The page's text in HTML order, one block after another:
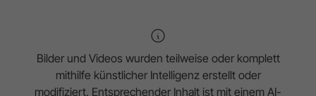
Bilder und Videos wurden teilweise oder komplett
mithilfe künstlicher Intelligenz erstellt oder
modifiziert. Entsprechender Inhalt ist mit einem AI-